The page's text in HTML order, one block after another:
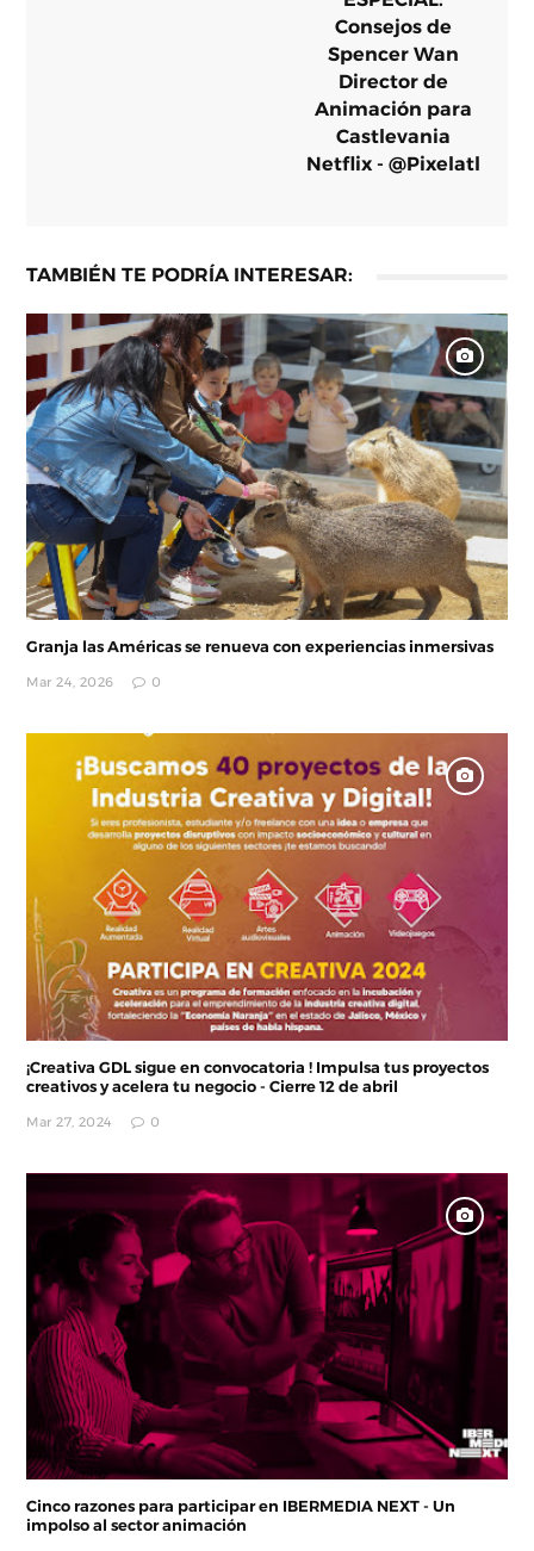
Consejos de
Spencer Wan
Director de
Animación para
Castlevania
Netflix - @Pixelatl
TAMBIÉN TE PODRÍA INTERESAR:
Granja las Américas se renueva con experiencias inmersivas
Mar 24, 2026 0
¡Creativa GDL sigue en convocatoria ! Impulsa tus proyectos
creativos y acelera tu negocio - Cierre 12 de abril
Mar 27, 2024 0
Cinco razones para participar en IBERMEDIA NEXT - Un
impolso al sector animación